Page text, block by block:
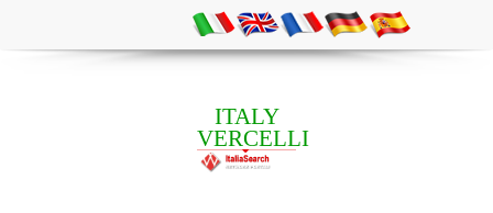
ITALY
VERCELLI